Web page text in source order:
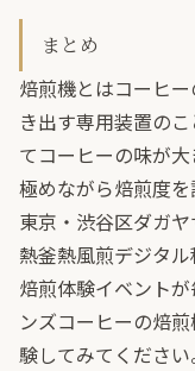
まとめ
焙煎機とはコーヒ
き出す専用装置の
てコーヒーの味が
極めながら焙煎度を
東京・渋谷区ダガ
熱釜熱風煎デジタ
焙煎体験イベント
ンズコーヒーの焙
験してみてください